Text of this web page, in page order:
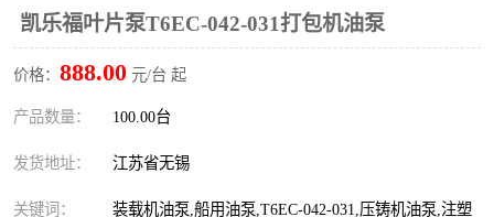
凯乐福叶片泵T6EC-042-031打包机油泵
价格： 888.00 元/台 起
产品数量： 100.00台
发货地址： 江苏省无锡
关键词：
装载机油泵,船用油泵,T6EC-042-031,压铸机油泵,注塑